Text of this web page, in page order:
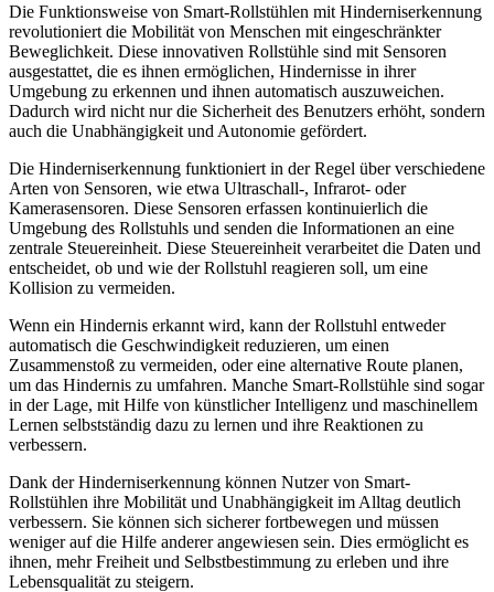
Die Funktionsweise von Smart-Rollstühlen mit Hinderniserkennung
revolutioniert die Mobilität von Menschen mit eingeschränkter
Beweglichkeit. Diese innovativen Rollstühle sind mit Sensoren
ausgestattet, die es ihnen ermöglichen, Hindernisse in ihrer
Umgebung zu erkennen und ihnen automatisch auszuweichen.
Dadurch wird nicht nur die Sicherheit des Benutzers erhöht, sondern
auch die Unabhängigkeit und Autonomie gefördert.
Die Hinderniserkennung funktioniert in der Regel über verschiedene
Arten von Sensoren, wie etwa Ultraschall-, Infrarot- oder
Kamerasensoren. Diese Sensoren erfassen kontinuierlich die
Umgebung des Rollstuhls und senden die Informationen an eine
zentrale Steuereinheit. Diese Steuereinheit verarbeitet die Daten und
entscheidet, ob und wie der Rollstuhl reagieren soll, um eine
Kollision zu vermeiden.
Wenn ein Hindernis erkannt wird, kann der Rollstuhl entweder
automatisch die Geschwindigkeit reduzieren, um einen
Zusammenstoß zu vermeiden, oder eine alternative Route planen,
um das Hindernis zu umfahren. Manche Smart-Rollstühle sind sogar
in der Lage, mit Hilfe von künstlicher Intelligenz und maschinellem
Lernen selbstständig dazu zu lernen und ihre Reaktionen zu
verbessern.
Dank der Hinderniserkennung können Nutzer von Smart-
Rollstühlen ihre Mobilität und Unabhängigkeit im Alltag deutlich
verbessern. Sie können sich sicherer fortbewegen und müssen
weniger auf die Hilfe anderer angewiesen sein. Dies ermöglicht es
ihnen, mehr Freiheit und Selbstbestimmung zu erleben und ihre
Lebensqualität zu steigern.